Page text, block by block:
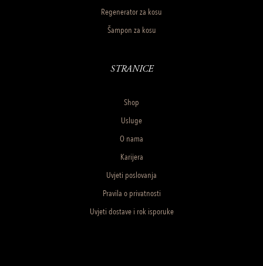
Regenerator za kosu
Šampon za kosu
STRANICE
Shop
Usluge
O nama
Karijera
Uvjeti poslovanja
Pravila o privatnosti
Uvjeti dostave i rok isporuke